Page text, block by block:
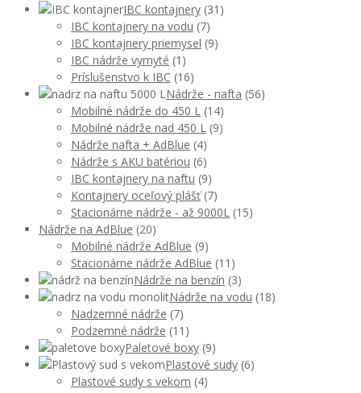
IBC kontajnery (31)
IBC kontajnery na vodu (7)
IBC kontajnery priemysel (9)
IBC nádrže vymyté (1)
Príslušenstvo k IBC (16)
Nádrže - nafta (56)
Mobilné nádrže do 450 L (14)
Mobilné nádrže nad 450 L (9)
Nádrže nafta + AdBlue (4)
Nádrže s AKU batériou (6)
IBC kontajnery na naftu (9)
Kontajnery oceľový plášť (7)
Stacionárne nádrže - až 9000L (15)
Nádrže na AdBlue (20)
Mobilné nádrže AdBlue (9)
Stacionárne nádrže AdBlue (11)
Nádrže na benzín (3)
Nádrže na vodu (18)
Nadzemné nádrže (7)
Podzemné nádrže (11)
Paletové boxy (9)
Plastové sudy (6)
Plastové sudy s vekom (4)